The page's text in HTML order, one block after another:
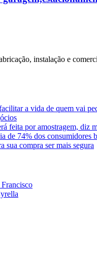
instalação e
a vida de quem vai
feita por amostragem, diz
de 74% dos consumidores
sua compra ser mais segura